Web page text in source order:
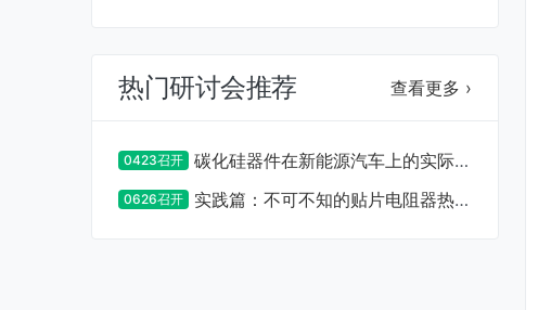
热门研讨会推荐 查看更多 ›
0423召开
碳化硅器件在新能源汽车上的实际应
用设计及注意事项
0626召开
实践篇：不可不知的贴片电阻器热设